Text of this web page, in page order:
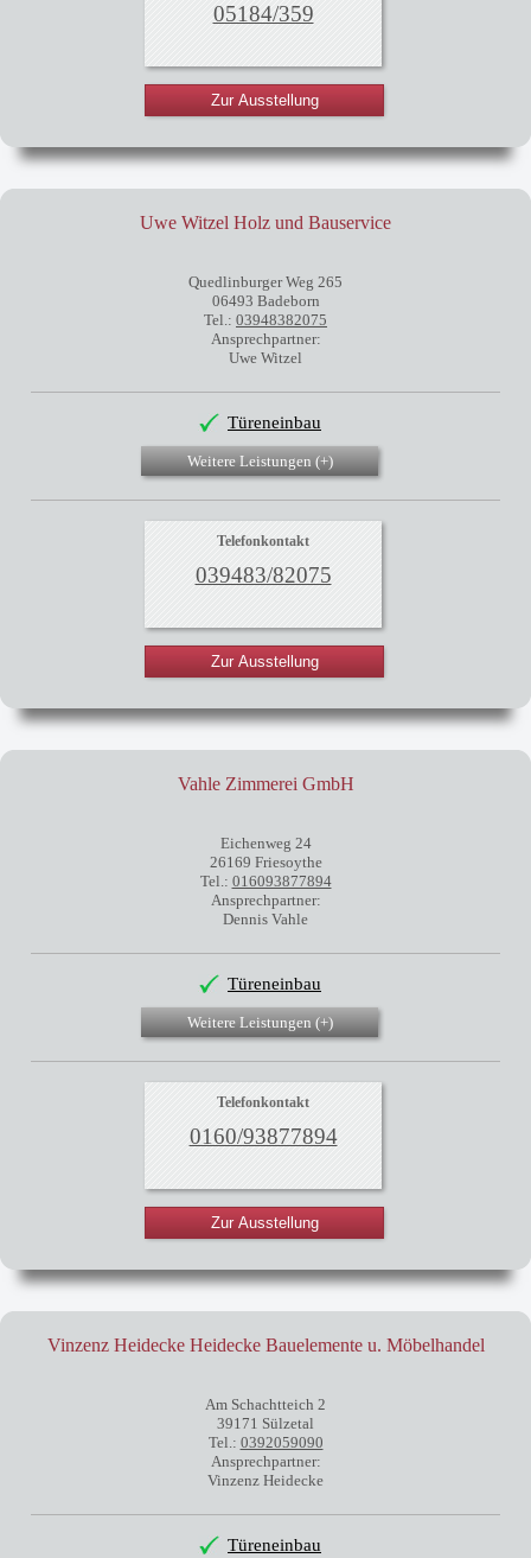
05184/359
Zur Ausstellung
Uwe Witzel Holz und Bauservice
Quedlinburger Weg 265
06493 Badeborn
Tel.: 03948382075
Ansprechpartner:
Uwe Witzel
Türeneinbau
Weitere Leistungen (+)
Telefonkontakt
039483/82075
Zur Ausstellung
Vahle Zimmerei GmbH
Eichenweg 24
26169 Friesoythe
Tel.: 016093877894
Ansprechpartner:
Dennis Vahle
Türeneinbau
Weitere Leistungen (+)
Telefonkontakt
0160/93877894
Zur Ausstellung
Vinzenz Heidecke Heidecke Bauelemente u. Möbelhandel
Am Schachtteich 2
39171 Sülzetal
Tel.: 0392059090
Ansprechpartner:
Vinzenz Heidecke
Türeneinbau